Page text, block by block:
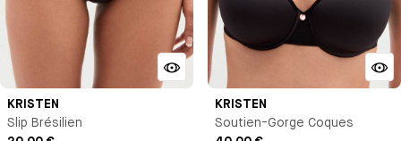
KRISTEN
Slip Brésilien
KRISTEN
Soutien-Gorge Coques